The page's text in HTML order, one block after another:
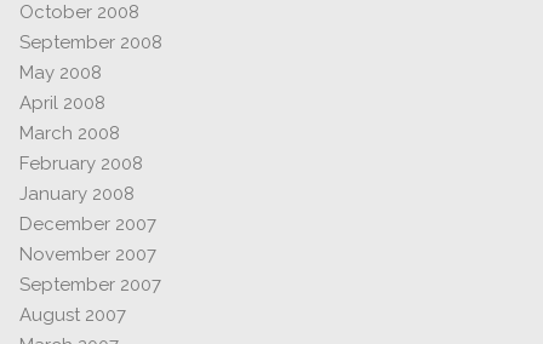
October 2008
September 2008
May 2008
April 2008
March 2008
February 2008
January 2008
December 2007
November 2007
September 2007
August 2007